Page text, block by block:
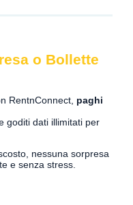
o Bollette
RentnConnect, paghi
goditi dati illimitati per
nessuna sorpresa
e senza stress.